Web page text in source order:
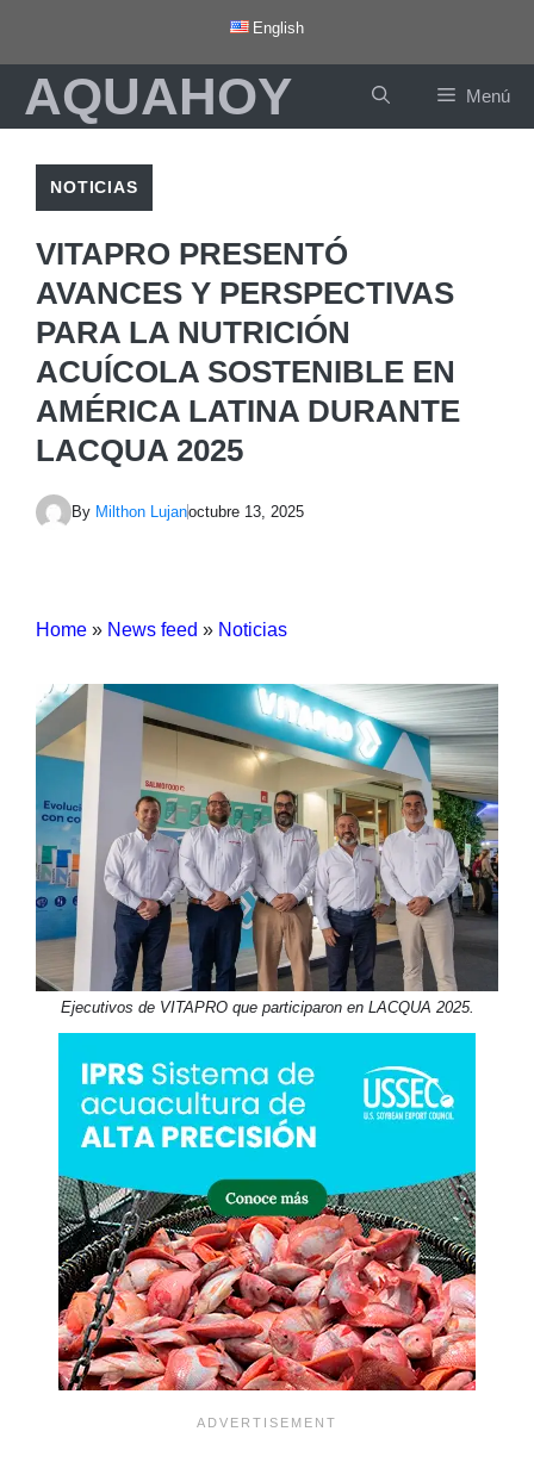
contenido
English
AQUAHOY Menú
NOTICIAS
VITAPRO PRESENTÓ
AVANCES Y PERSPECTIVAS
PARA LA NUTRICIÓN
ACUÍCOLA SOSTENIBLE EN
AMÉRICA LATINA DURANTE
LACQUA 2025
By Milthon Lujanoctubre 13, 2025
Home » News feed » Noticias
Ejecutivos de VITAPRO que participaron en LACQUA 2025.